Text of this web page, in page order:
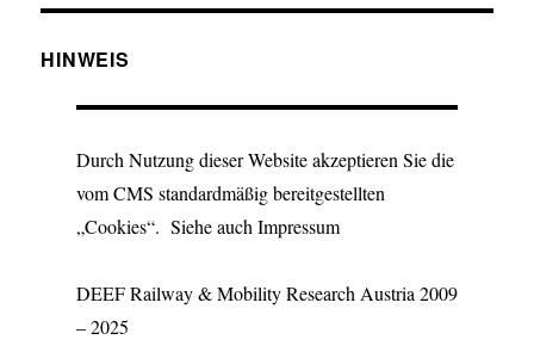
HINWEIS
Durch Nutzung dieser Website akzeptieren Sie die
vom CMS standardmäßig bereitgestellten
„Cookies“. Siehe auch Impressum
DEEF Railway & Mobility Research Austria 2009
– 2025